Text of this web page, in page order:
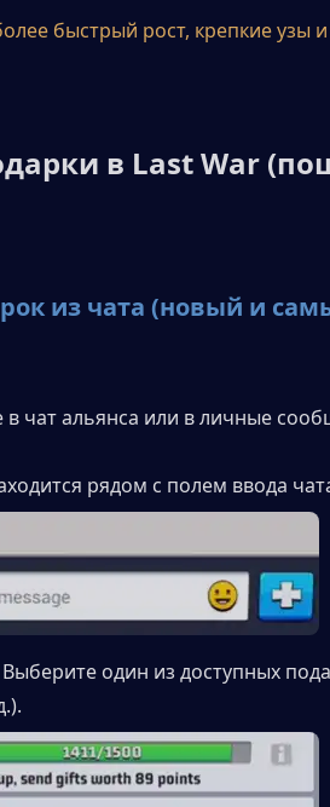
быстрый рост, крепкие узы
в Last War
из чата (новый и
в чат альянса или в личные
рядом с полем ввода
Выберите один из доступных